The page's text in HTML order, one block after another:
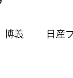
日産プ